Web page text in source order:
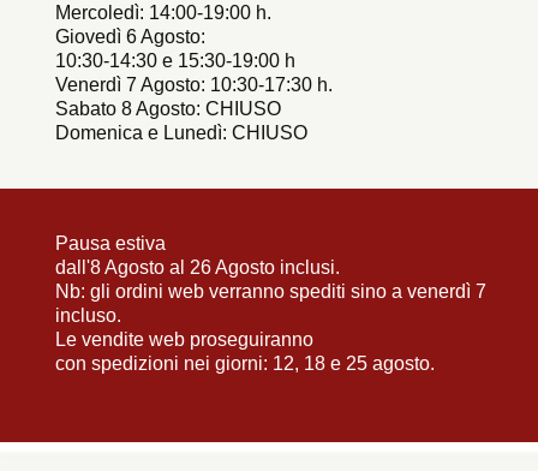
Mercoledì: 14:00-19:00 h.
Giovedì 6 Agosto:
10:30-14:30 e 15:30-19:00 h
Venerdì 7 Agosto: 10:30-17:30 h.
Sabato 8 Agosto: CHIUSO
Domenica e Lunedì: CHIUSO
Pausa estiva
dall'8 Agosto al 26 Agosto inclusi.
Nb: gli ordini web verranno spediti sino a venerdì 7
incluso.
Le vendite web proseguiranno
con spedizioni nei giorni: 12, 18 e 25 agosto.